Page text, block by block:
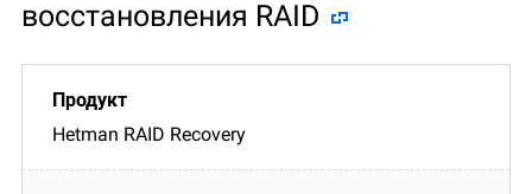
восстановления RAID
Hetman RAID Recovery